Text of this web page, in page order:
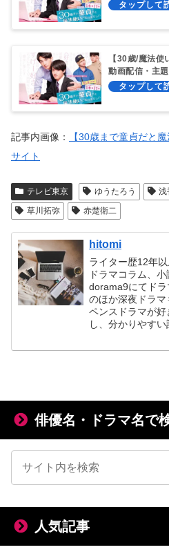
【30歳/魔法使
動画配信・主
化！
記事内画像：
【30歳まで童貞だと
サイト
テレビ東京 ゆうたろう 浅
草川拓弥
赤楚衛二
hitomi
ライター歴12年
ドラマコラム、
dorama9にてド
のほか深夜ドラ
ペンスドラマが
し、分かりやすい
俳優名・ドラマ名で
人気記事